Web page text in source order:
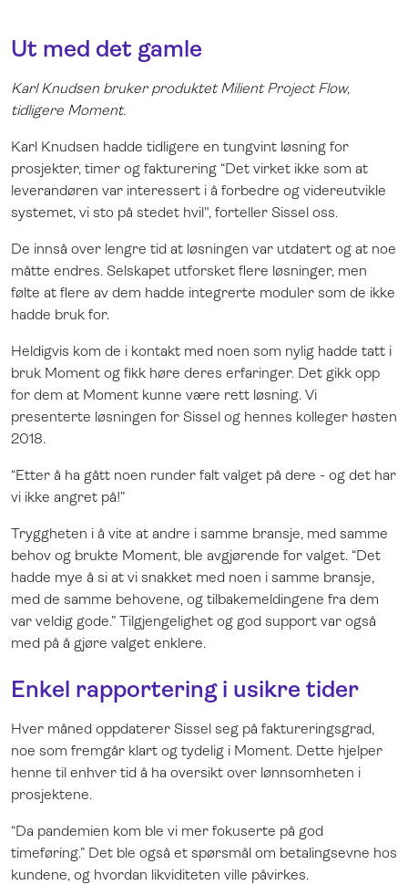
Ut med det gamle
Karl Knudsen bruker produktet Milient Project Flow,
tidligere Moment.
Karl Knudsen hadde tidligere en tungvint løsning for
prosjekter, timer og fakturering “Det virket ikke som at
leverandøren var interessert i å forbedre og videreutvikle
systemet, vi sto på stedet hvil", forteller Sissel oss.
De innså over lengre tid at løsningen var utdatert og at noe
måtte endres. Selskapet utforsket flere løsninger, men
følte at flere av dem hadde integrerte moduler som de ikke
hadde bruk for.
Heldigvis kom de i kontakt med noen som nylig hadde tatt i
bruk Moment og fikk høre deres erfaringer. Det gikk opp
for dem at Moment kunne være rett løsning. Vi
presenterte løsningen for Sissel og hennes kolleger høsten
2018.
“Etter å ha gått noen runder falt valget på dere - og det har
vi ikke angret på!”
Tryggheten i å vite at andre i samme bransje, med samme
behov og brukte Moment, ble avgjørende for valget. “Det
hadde mye å si at vi snakket med noen i samme bransje,
med de samme behovene, og tilbakemeldingene fra dem
var veldig gode.” Tilgjengelighet og god support var også
med på å gjøre valget enklere.
Enkel rapportering i usikre tider
Hver måned oppdaterer Sissel seg på faktureringsgrad,
noe som fremgår klart og tydelig i Moment. Dette hjelper
henne til enhver tid å ha oversikt over lønnsomheten i
prosjektene.
“Da pandemien kom ble vi mer fokuserte på god
timeføring.” Det ble også et spørsmål om betalingsevne hos
kundene, og hvordan likviditeten ville påvirkes.